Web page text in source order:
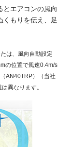
とエアコンの風向
くもりを伝え、足
は、風向自動設定
の位置で風速0.4m/s
AN40TRP）（当社
異なります。